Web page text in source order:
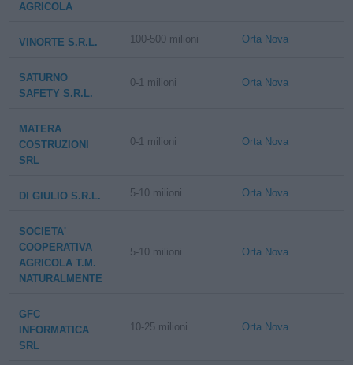
AGRICOLA
VINORTE S.R.L. 100-500 milioni Orta Nova
SATURNO
SAFETY S.R.L.
0-1 milioni Orta Nova
MATERA
COSTRUZIONI
SRL
0-1 milioni Orta Nova
DI GIULIO S.R.L. 5-10 milioni Orta Nova
SOCIETA'
COOPERATIVA
AGRICOLA T.M.
NATURALMENTE
5-10 milioni Orta Nova
GFC
INFORMATICA
SRL
10-25 milioni Orta Nova